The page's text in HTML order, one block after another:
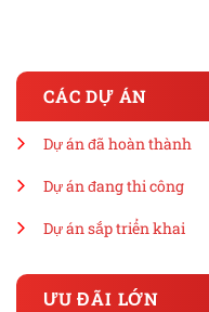
CÁC DỰ ÁN
Dự án đã hoàn thành
Dự án đang thi công
Dự án sắp triển khai
ƯU ĐÃI LỚN